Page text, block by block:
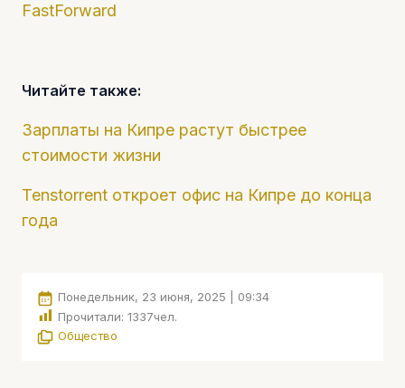
FastForward
Читайте также:
Зарплаты на Кипре растут быстрее
стоимости жизни
Tenstorrent откроет офис на Кипре до конца
года
Понедельник, 23 июня, 2025 | 09:34
Прочитали: 1337чел.
Общество